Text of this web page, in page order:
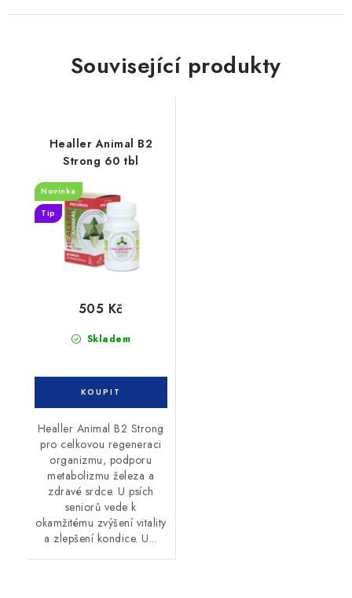
Související produkty
Healler Animal B2
Strong 60 tbl
Novinka
Tip
Skladem
505 Kč
Healler Animal B2 Strong
pro celkovou regeneraci
organizmu, podporu
metabolizmu železa a
zdravé srdce. U psích
seniorů vede k
okamžitému zvýšení vitality
a zlepšení kondice. U...